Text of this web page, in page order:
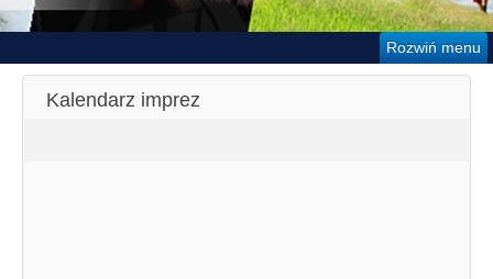
Rozwiń menu
Kalendarz imprez